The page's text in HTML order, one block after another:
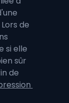
de
si elle
sûr
de